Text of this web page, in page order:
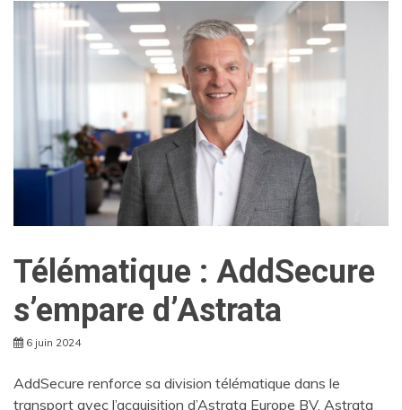
Télématique : AddSecure
s’empare d’Astrata
6 juin 2024
AddSecure renforce sa division télématique dans le
transport avec l’acquisition d’Astrata Europe BV. Astrata